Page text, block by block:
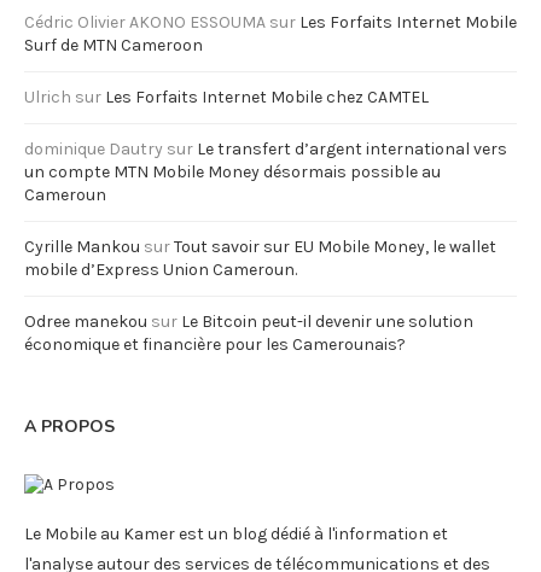
Cédric Olivier AKONO ESSOUMA sur Les Forfaits Internet Mobile
Surf de MTN Cameroon
Ulrich sur Les Forfaits Internet Mobile chez CAMTEL
dominique Dautry sur Le transfert d’argent international vers
un compte MTN Mobile Money désormais possible au
Cameroun
Cyrille Mankou surTout savoir sur EU Mobile Money, le wallet
mobile d’Express Union Cameroun.
Odree manekou sur Le Bitcoin peut-il devenir une solution
économique et financière pour les Camerounais?
A PROPOS
Le Mobile au Kamer est un blog dédié à l'information et
l'analyse autour des services de télécommunications et des